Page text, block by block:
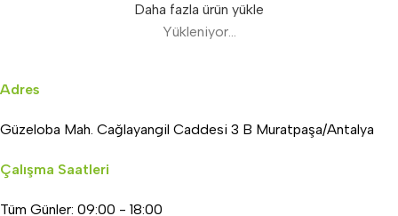
Daha fazla ürün yükle
Yükleniyor...
Adres
Güzeloba Mah. Cağlayangil Caddesi 3 B Muratpaşa/Antalya
Çalışma Saatleri
Tüm Günler: 09:00 - 18:00